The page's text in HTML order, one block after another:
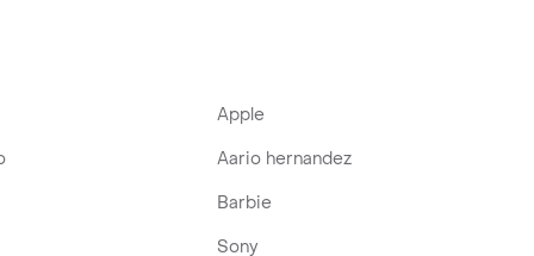
Apple
Aario hernandez
Barbie
Sony